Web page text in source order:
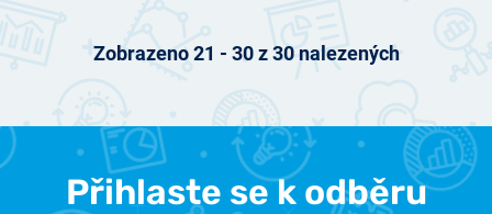
Zobrazeno21 - 30z30nalezených
Přihlaste se k odběru